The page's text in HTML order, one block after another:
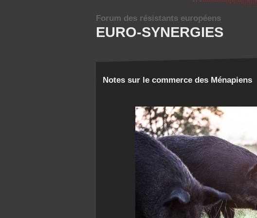
EURO-SYNERGIES
Forum des résistants européens
Notes sur le commerce des Ménapiens